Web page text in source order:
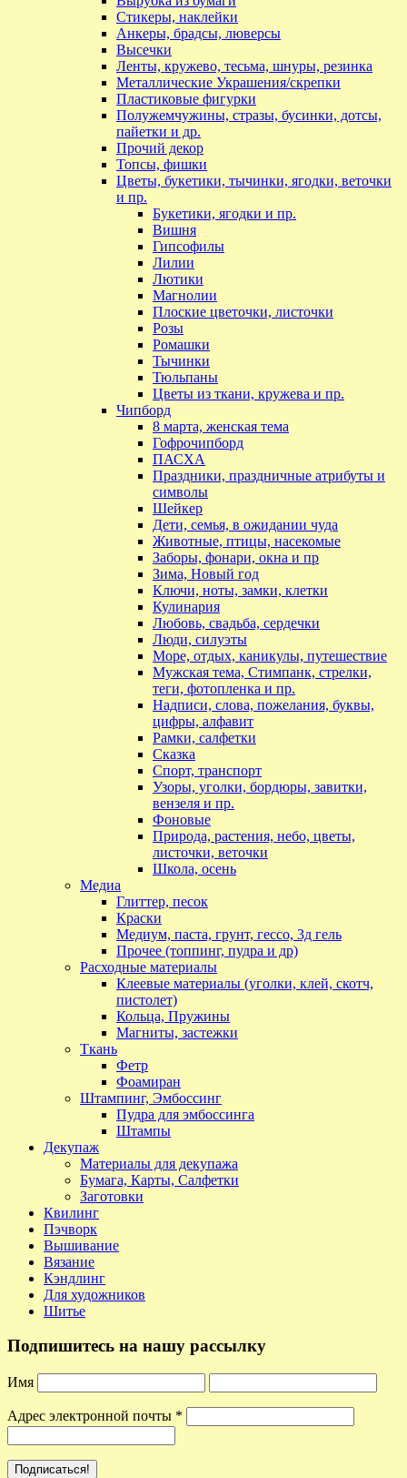
Стикеры, наклейки
Анкеры, брадсы, люверсы
Высечки
Ленты, кружево, тесьма, шнуры, резинка
Металлические Украшения/скрепки
Пластиковые фигурки
Полужемчужины, стразы, бусинки, дотсы,
пайетки и др.
Прочий декор
Топсы, фишки
Цветы, букетики, тычинки, ягодки, веточки
и пр.
Букетики, ягодки и пр.
Вишня
Гипсофилы
Лилии
Лютики
Магнолии
Плоские цветочки, листочки
Розы
Ромашки
Тычинки
Тюльпаны
Цветы из ткани, кружева и пр.
Чипборд
8 марта, женская тема
Гофрочипборд
ПАСХА
Праздники, праздничные атрибуты и
символы
Шейкер
Дети, семья, в ожидании чуда
Животные, птицы, насекомые
Заборы, фонари, окна и пр
Зима, Новый год
Ключи, ноты, замки, клетки
Кулинария
Любовь, свадьба, сердечки
Люди, силуэты
Море, отдых, каникулы, путешествие
Мужская тема, Стимпанк, стрелки,
теги, фотопленка и пр.
Надписи, слова, пожелания, буквы,
цифры, алфавит
Рамки, салфетки
Сказка
Спорт, транспорт
Узоры, уголки, бордюры, завитки,
вензеля и пр.
Фоновые
Природа, растения, небо, цветы,
листочки, веточки
Школа, осень
Медиа
Глиттер, песок
Краски
Медиум, паста, грунт, гессо, 3д гель
Прочее (топпинг, пудра и др)
Расходные материалы
Клеевые материалы (уголки, клей, скотч,
пистолет)
Кольца, Пружины
Магниты, застежки
Ткань
Фетр
Фоамиран
Штампинг, Эмбоссинг
Пудра для эмбоссинга
Штампы
Декупаж
Материалы для декупажа
Бумага, Карты, Салфетки
Заготовки
Квилинг
Пэчворк
Вышивание
Вязание
Кэндлинг
Для художников
Шитье
Подпишитесь на нашу рассылку
Имя
Адрес электронной почты *